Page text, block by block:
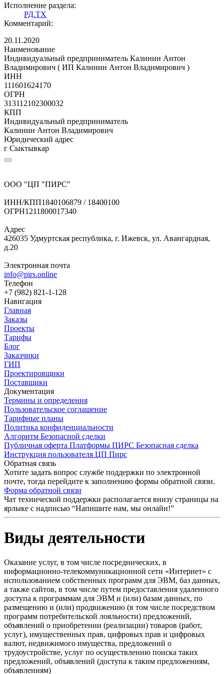
Исполнение раздела:
РД.ТХ
Комментарий:
20.11.2020
Наименование
Индивидуальный предприниматель Калинин Антон
Владимирович ( ИП Калинин Антон Владимирович )
ИНН
111601624170
ОГРН
313112102300032
КПП
Индивидуальный предприниматель
Калинин Антон Владимирович
Юридический адрес
г Сыктывкар
ООО "ЦП "ПИРС"
ИНН/КПП1840106879 / 18400100
ОГРН1211800017340
Адрес
426035 Удмуртская республика, г. Ижевск, ул. Авангардная,
д.20
Электронная почта
info@pirs.online
Телефон
+7 (982) 821-1-128
Навигация
Главная
Заказы
Проекты
Тарифы
Блог
Заказчики
ГИП
Проектировщики
Поставщики
Документация
Термины и определения
Пользовательское соглашение
Тарифные планы
Политика конфиденциальности
Алгоритм Безопасной сделки
Публичная оферта Платформы ПИРС Безопасная сделка
Инструкция пользователя ЦП Пирс
Обратная связь
Хотите задать вопрос службе поддержки по электронной
почте, тогда перейдите к заполнению формы обратной связи.
Форма обратной связи
Чат технической поддержки располагается внизу страницы на
ярлыке с надписью “Напишите нам, мы онлайн!”
Виды деятельности
Оказание услуг, в том числе посреднических, в
информационно-телекоммуникационной сети «Интернет» с
использованием собственных программ для ЭВМ, баз данных,
а также сайтов, в том числе путем предоставления удаленного
доступа к программам для ЭВМ и (или) базам данных, по
размещению и (или) продвижению (в том числе посредством
программ потребительской лояльности) предложений,
объявлений о приобретении (реализации) товаров (работ,
услуг), имущественных прав, цифровых прав и цифровых
валют, недвижимого имущества, предложений о
трудоустройстве, услуг по осуществлению поиска таких
предложений, объявлений (доступа к таким предложениям,
объявлениям)